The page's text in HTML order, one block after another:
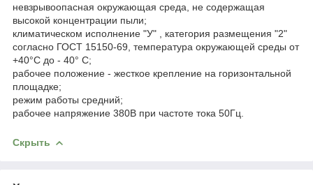
невзрывоопасная окружающая среда, не содержащая
высокой концентрации пыли;
климатическом исполнение "У" , категория размещения "2"
согласно ГОСТ 15150-69, температура окружающей среды от
+40°С до - 40° С;
рабочее положение - жесткое крепление на горизонтальной
площадке;
режим работы средний;
рабочее напряжение 380В при частоте тока 50Гц.
Скрыть